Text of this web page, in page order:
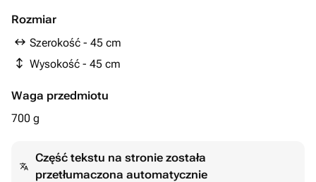
Rozmiar
Szerokość - 45 cm
Wysokość - 45 cm
Waga przedmiotu
700 g
Część tekstu na stronie została
przetłumaczona automatycznie